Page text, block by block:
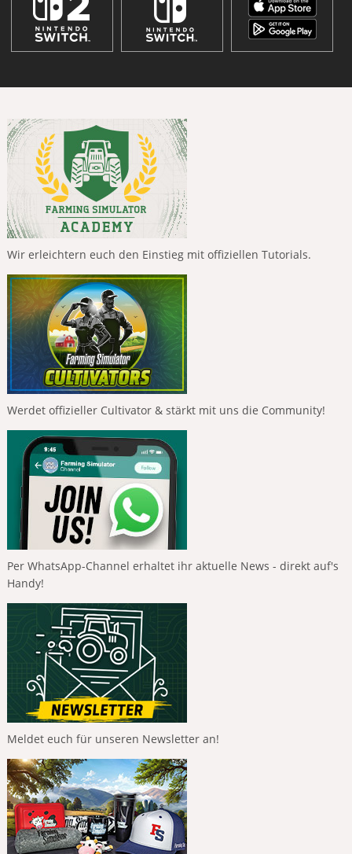
Wir erleichtern euch den Einstieg mit offiziellen Tutorials.
Werdet offizieller Cultivator & stärkt mit uns die Community!
Per WhatsApp-Channel erhaltet ihr aktuelle News - direkt auf's
Handy!
Meldet euch für unseren Newsletter an!